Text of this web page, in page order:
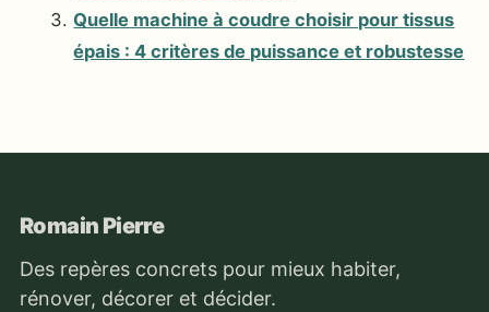
Quelle machine à coudre choisir pour tissus
épais : 4 critères de puissance et robustesse
Romain Pierre
Des repères concrets pour mieux habiter,
rénover, décorer et décider.